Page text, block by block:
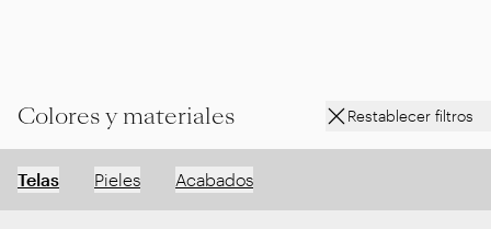
Colores y materiales Restablecer filtros
Telas Pieles Acabados